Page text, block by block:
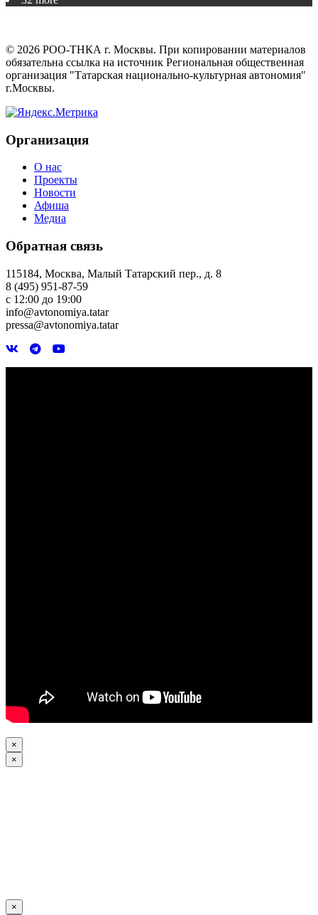
© 2026 РОО-ТНКА г. Москвы. При копировании материалов
обязательна ссылка на источник Региональная общественная
организация "Татарская национально-культурная автономия"
г.Москвы.
Организация
О нас
Проекты
Новости
Афиша
Медиа
Обратная связь
115184, Москва, Малый Татарский пер., д. 8
8 (495) 951-87-59
с 12:00 до 19:00
info@avtonomiya.tatar
pressa@avtonomiya.tatar
×
×
×